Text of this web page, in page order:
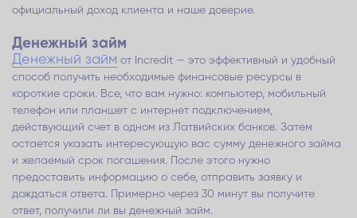
официальный доход клиента и наше доверие.
Денежный займ
Денежный займ от Inсredit — это эффективный и удобный
способ получить необходимые финансовые ресурсы в
короткие сроки. Все, что вам нужно: компьютер, мобильный
телефон или планшет с интернет подключением,
действующий счет в одном из Латвийских банков. Затем
остается указать интересующую вас сумму денежного займа
и желаемый срок погашения. После этого нужно
предоставить информацию о себе, отправить заявку и
дождаться ответа. Примерно через 30 минут вы получите
ответ, получили ли вы денежный займ.